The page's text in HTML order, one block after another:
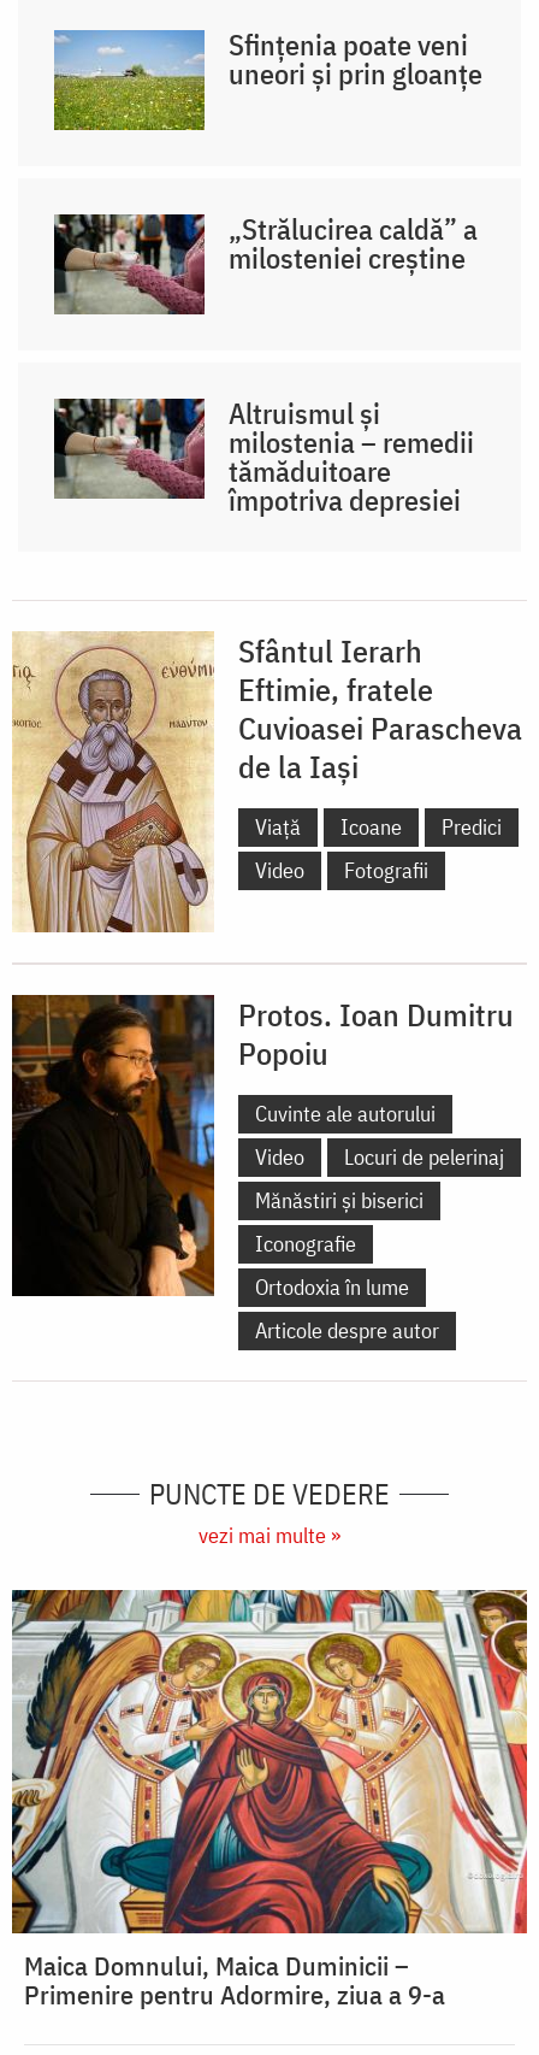
Sfințenia poate veni
uneori și prin gloanțe
„Strălucirea caldă” a
milosteniei creștine
Altruismul și
milostenia – remedii
tămăduitoare
împotriva depresiei
Sfântul Ierarh
Eftimie, fratele
Cuvioasei Parascheva
de la Iași
Viață Icoane
Predici
Video
Fotografii
Protos. Ioan Dumitru
Popoiu
Cuvinte ale autorului
Video
Locuri de pelerinaj
Mănăstiri și biserici
Iconografie
Ortodoxia în lume
Articole despre autor
PUNCTE DE VEDERE
vezi mai multe »
Maica Domnului, Maica Duminicii –
Primenire pentru Adormire, ziua a 9-a